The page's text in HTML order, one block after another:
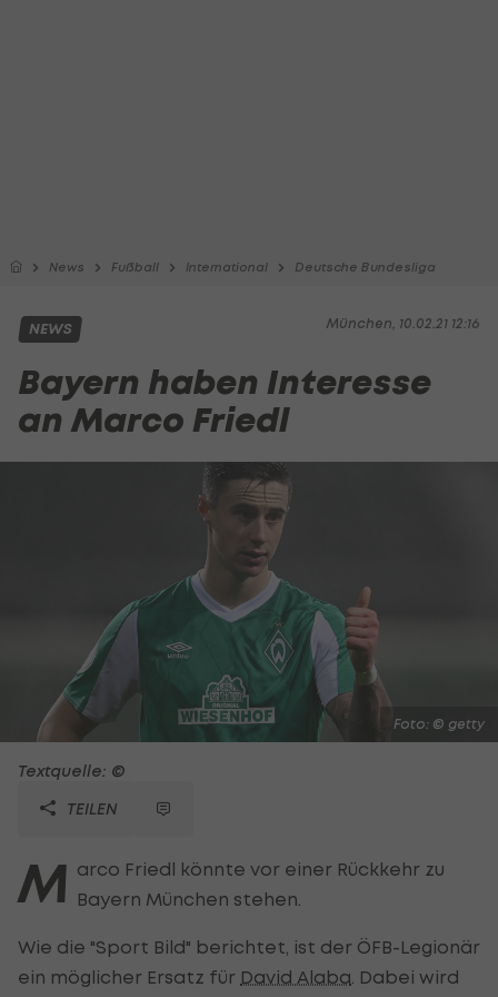
News Fußball International Deutsche Bundesliga
München, 10.02.21 12:16
NEWS
Bayern haben Interesse
an Marco Friedl
Foto: © getty
Textquelle: ©
TEILEN
M arco Friedl könnte vor einer Rückkehr zu
Bayern München stehen.
Wie die "Sport Bild" berichtet, ist der ÖFB-Legionär
ein möglicher Ersatz für David Alaba . Dabei wird